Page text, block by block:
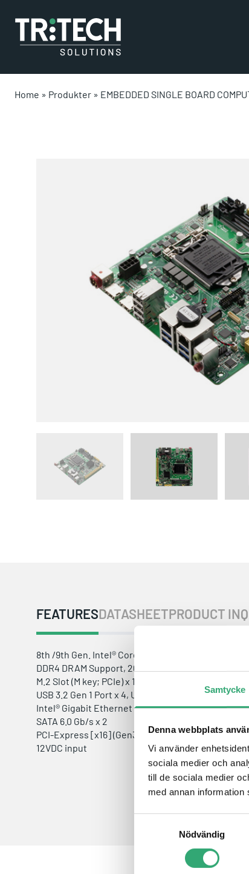
Samtycke
Denna webbplats
Vi använder
sociala medier och
till de sociala medier
med annan
Nödvändig
Home » Produkter » EMBEDDED SINGLE BOARD
FEATURESDATASHEETPRODUCT
8th /9th Gen. Intel® Core™ LGA1151 Processor
DDR4 DRAM Support, 2666MHz, Max. 64GB
M.2 Slot (M key; PCIe) x 1, M.2 Slot (E key) x 1
USB 3.2 Gen 1 Port x 4, USB 2.0 Port x 5
Intel® Gigabit Ethernet x 2
SATA 6.0 Gb/s x 2
PCI-Express [x16] (Gen3) x 1
12VDC input